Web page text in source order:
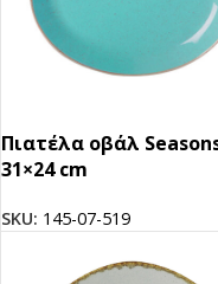
Πιατέλα οβάλ
31×24 cm
SKU: 145-07-519